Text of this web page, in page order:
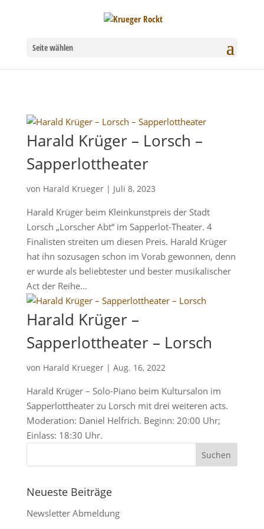
Seite wählen
Harald Krüger – Lorsch –
Sapperlottheater
von Harald Krueger| Juli 8, 2023
Harald Krüger beim Kleinkunstpreis der Stadt
Lorsch „Lorscher Abt“ im Sapperlot-Theater. 4
Finalisten streiten um diesen Preis. Harald Krüger
hat ihn sozusagen schon im Vorab gewonnen, denn
er wurde als beliebtester und bester musikalischer
Act der Reihe...
Harald Krüger –
Sapperlottheater – Lorsch
von Harald Krueger| Aug. 16, 2022
Harald Krüger – Solo-Piano beim Kultursalon im
Sapperlottheater zu Lorsch mit drei weiteren acts.
Moderation: Daniel Helfrich. Beginn: 20:00 Uhr;
Einlass: 18:30 Uhr.
Neueste Beiträge
Newsletter Abmeldung